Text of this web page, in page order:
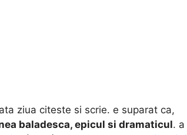
ziua citeste si scrie. e suparat ca,
baladesca, epicul si dramaticul. a